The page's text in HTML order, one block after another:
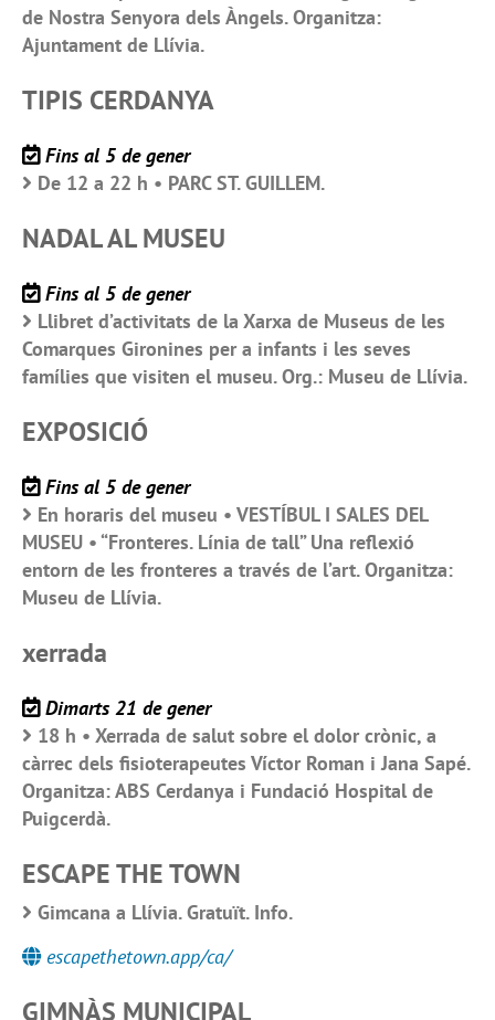
de Nostra Senyora dels Àngels. Organitza:
Ajuntament de Llívia.
TIPIS CERDANYA
Fins al 5 de gener
De 12 a 22 h • PARC ST. GUILLEM.
NADAL AL MUSEU
Fins al 5 de gener
Llibret d’activitats de la Xarxa de Museus de les
Comarques Gironines per a infants i les seves
famílies que visiten el museu. Org.: Museu de Llívia.
EXPOSICIÓ
Fins al 5 de gener
En horaris del museu • VESTÍBUL I SALES DEL
MUSEU • “Fronteres. Línia de tall” Una reflexió
entorn de les fronteres a través de l’art. Organitza:
Museu de Llívia.
xerrada
Dimarts 21 de gener
18 h • Xerrada de salut sobre el dolor crònic, a
càrrec dels fisioterapeutes Víctor Roman i Jana Sapé.
Organitza: ABS Cerdanya i Fundació Hospital de
Puigcerdà.
ESCAPE THE TOWN
Gimcana a Llívia. Gratuït. Info.
escapethetown.app/ca/
GIMNÀS MUNICIPAL